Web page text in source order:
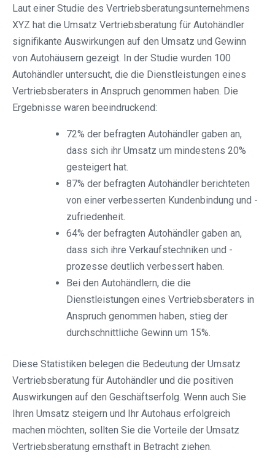
Laut einer Studie des Vertriebsberatungsunternehmens
XYZ hat die Umsatz Vertriebsberatung für Autohändler
signifikante Auswirkungen auf den Umsatz und Gewinn
von Autohäusern gezeigt. In der Studie wurden 100
Autohändler untersucht, die die Dienstleistungen eines
Vertriebsberaters in Anspruch genommen haben. Die
Ergebnisse waren beeindruckend:
72% der befragten Autohändler gaben an,
dass sich ihr Umsatz um mindestens 20%
gesteigert hat.
87% der befragten Autohändler berichteten
von einer verbesserten Kundenbindung und -
zufriedenheit.
64% der befragten Autohändler gaben an,
dass sich ihre Verkaufstechniken und -
prozesse deutlich verbessert haben.
Bei den Autohändlern, die die
Dienstleistungen eines Vertriebsberaters in
Anspruch genommen haben, stieg der
durchschnittliche Gewinn um 15%.
Diese Statistiken belegen die Bedeutung der Umsatz
Vertriebsberatung für Autohändler und die positiven
Auswirkungen auf den Geschäftserfolg. Wenn auch Sie
Ihren Umsatz steigern und Ihr Autohaus erfolgreich
machen möchten, sollten Sie die Vorteile der Umsatz
Vertriebsberatung ernsthaft in Betracht ziehen.